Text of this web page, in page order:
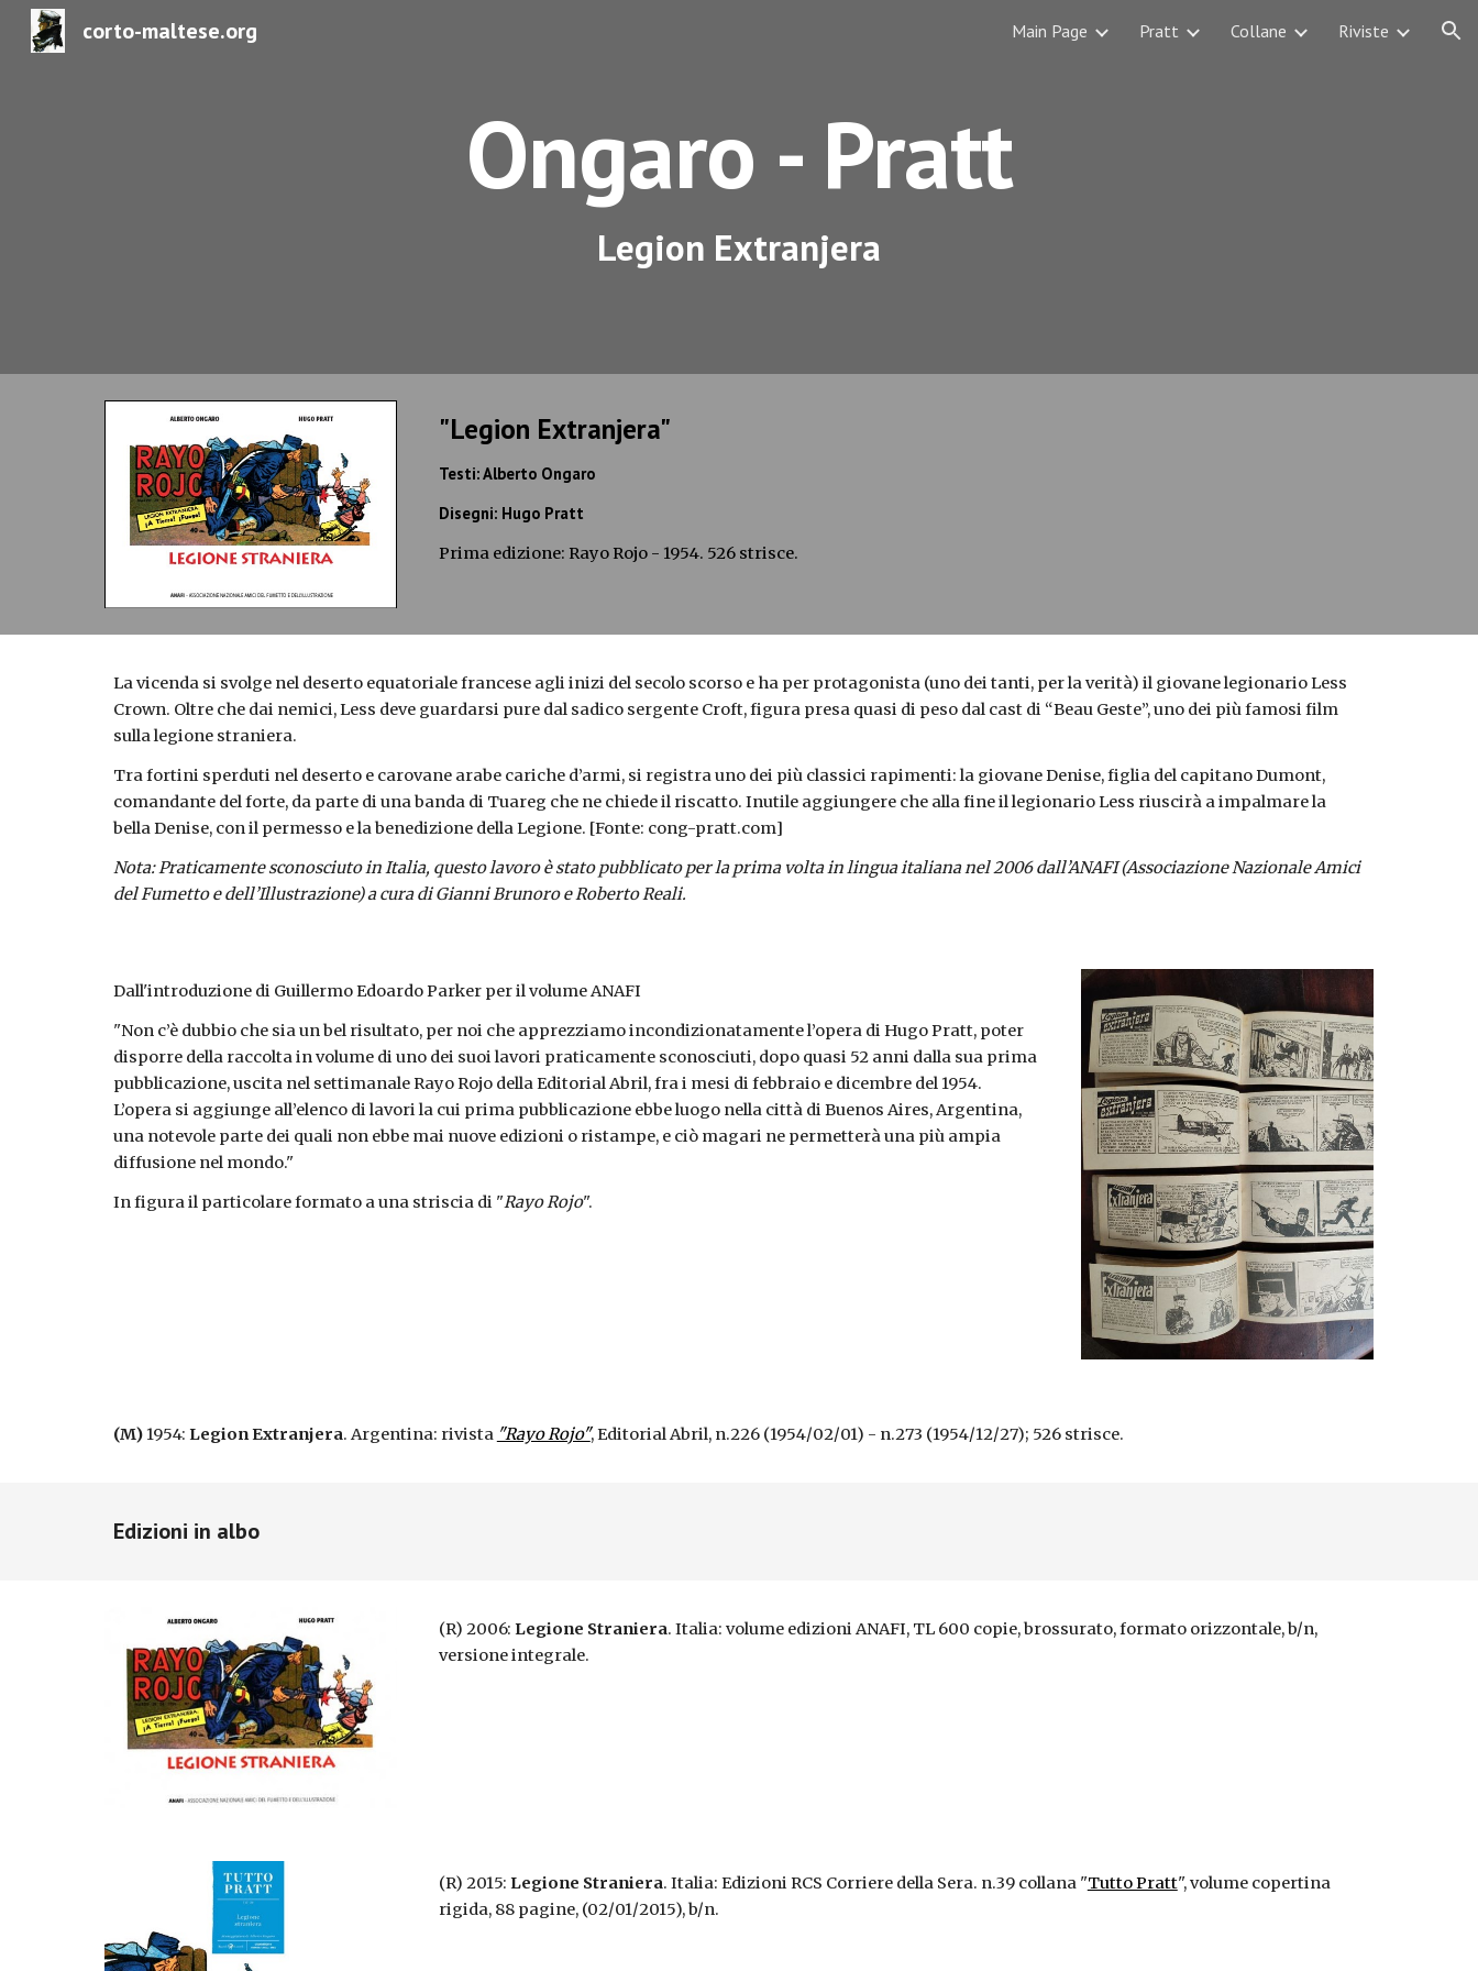
corto-maltese.org Main Page Pratt Collane Riviste
Ongaro - Pratt
Legion Extranjera
"Legion Extranjera"
Testi: Alberto Ongaro
Disegni: Hugo Pratt
Prima edizione: Rayo Rojo - 1954. 526 strisce.
La vicenda si svolge nel deserto equatoriale francese agli inizi del secolo scorso e ha per protagonista (uno dei tanti, per la verità) il giovane legionario Less
Crown. Oltre che dai nemici, Less deve guardarsi pure dal sadico sergente Croft, figura presa quasi di peso dal cast di “Beau Geste”, uno dei più famosi film
sulla legione straniera.
Tra fortini sperduti nel deserto e carovane arabe cariche d’armi, si registra uno dei più classici rapimenti: la giovane Denise, figlia del capitano Dumont,
comandante del forte, da parte di una banda di Tuareg che ne chiede il riscatto. Inutile aggiungere che alla fine il legionario Less riuscirà a impalmare la
bella Denise, con il permesso e la benedizione della Legione. [Fonte: cong-pratt.com]
Nota: Praticamente sconosciuto in Italia, questo lavoro è stato pubblicato per la prima volta in lingua italiana nel 2006 dall’ANAFI (Associazione Nazionale Amici
del Fumetto e dell’Illustrazione) a cura di Gianni Brunoro e Roberto Reali.
Dall'introduzione di Guillermo Edoardo Parker per il volume ANAFI
"Non c’è dubbio che sia un bel risultato, per noi che apprezziamo incondizionatamente l’opera di Hugo Pratt, poter
disporre della raccolta in volume di uno dei suoi lavori praticamente sconosciuti, dopo quasi 52 anni dalla sua prima
pubblicazione, uscita nel settimanale Rayo Rojo della Editorial Abril, fra i mesi di febbraio e dicembre del 1954.
L’opera si aggiunge all’elenco di lavori la cui prima pubblicazione ebbe luogo nella città di Buenos Aires, Argentina,
una notevole parte dei quali non ebbe mai nuove edizioni o ristampe, e ciò magari ne permetterà una più ampia
diffusione nel mondo."
In figura il particolare formato a una striscia di "Rayo Rojo".
(M)1954: Legion Extranjera. Argentina: rivista "Rayo Rojo", Editorial Abril, n.226 (1954/02/01) - n.273 (1954/12/27); 526 strisce.
Edizioni in albo
(R) 2006: Legione Straniera. Italia: volume edizioni ANAFI, TL 600 copie, brossurato, formato orizzontale, b/n,
versione integrale.
(R) 2015: Legione Straniera. Italia: Edizioni RCS Corriere della Sera. n.39 collana "Tutto Pratt", volume copertina
rigida, 88 pagine, (02/01/2015), b/n.